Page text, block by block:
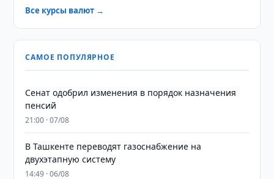
Все курсы валют →
САМОЕ ПОПУЛЯРНОЕ
Сенат одобрил изменения в порядок назначения
пенсий
21:00 · 07/08
В Ташкенте переводят газоснабжение на
двухэтапную систему
14:49 · 06/08